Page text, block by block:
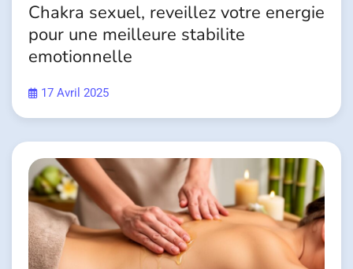
Chakra sexuel, reveillez votre energie
pour une meilleure stabilite
emotionnelle
17 Avril 2025